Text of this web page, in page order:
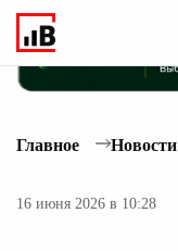
Главное Новости
16 июня 2026 в 10:28